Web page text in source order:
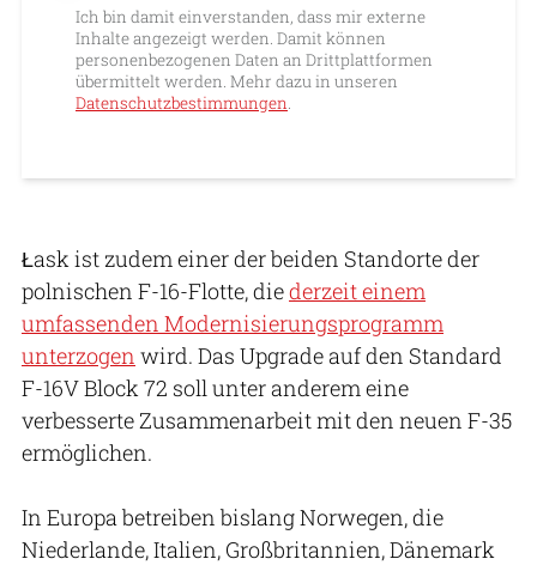
Ich bin damit einverstanden, dass mir externe
Inhalte angezeigt werden. Damit können
personenbezogenen Daten an Drittplattformen
übermittelt werden. Mehr dazu in unseren
Datenschutzbestimmungen.
Łask ist zudem einer der beiden Standorte der
polnischen F-16-Flotte, diederzeit einem
umfassenden Modernisierungsprogramm
unterzogen wird. Das Upgrade auf den Standard
F-16V Block 72 soll unter anderem eine
verbesserte Zusammenarbeit mit den neuen F-35
ermöglichen.
In Europa betreiben bislang Norwegen, die
Niederlande, Italien, Großbritannien, Dänemark